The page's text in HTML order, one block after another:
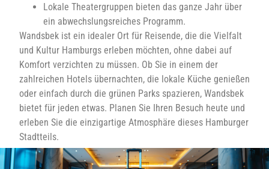
Lokale Theatergruppen bieten das ganze Jahr über
ein abwechslungsreiches Programm.
Wandsbek ist ein idealer Ort für Reisende, die die Vielfalt
und Kultur Hamburgs erleben möchten, ohne dabei auf
Komfort verzichten zu müssen. Ob Sie in einem der
zahlreichen Hotels übernachten, die lokale Küche genießen
oder einfach durch die grünen Parks spazieren, Wandsbek
bietet für jeden etwas. Planen Sie Ihren Besuch heute und
erleben Sie die einzigartige Atmosphäre dieses Hamburger
Stadtteils.